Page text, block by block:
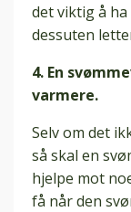
det viktig å ha
dessuten
4. En
varmere.
Selv om det
så skal en
hjelpe mot
få når den